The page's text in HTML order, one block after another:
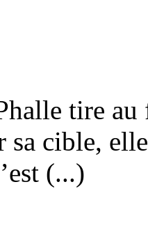
tire au
sa cible,
(...)